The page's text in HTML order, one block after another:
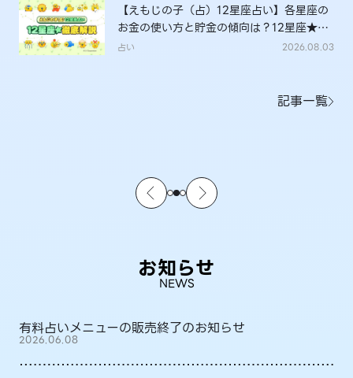
【えもじの子（占）12星座占い】各星座の
お金の使い方と貯金の傾向は？12星座★徹
底解説
占い 2026.08.03
記事一覧
お知らせ
NEWS
有料占いメニューの販売終了のお知らせ
2026.06.08